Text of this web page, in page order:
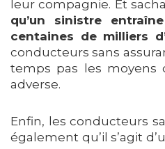
leur compagnie. Et
qu’un sinistre
centaines de milliers
conducteurs sans
temps pas les moyens
adverse.
Enfin, les conducteurs
également qu’il s’agit